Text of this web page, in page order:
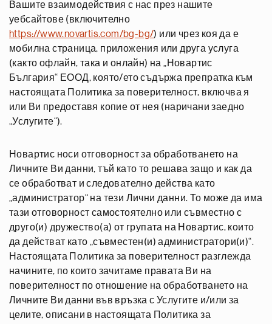
Вашите взаимодействия с нас през нашите
уебсайтове (включително
https://www.novartis.com/bg-bg/) или чрез коя да е
мобилна страница, приложения или друга услуга
(както офлайн, така и онлайн) на „Новартис
България“ ЕООД, която/ето съдържа препратка към
настоящата Политика за поверителност, включва я
или Ви предоставя копие от нея (наричани заедно
„Услугите“).
Новартис носи отговорност за обработването на
Личните Ви данни, тъй като то решава защо и как да
се обработват и следователно действа като
„администратор“ на тези Лични данни. То може да има
тази отговорност самостоятелно или съвместно с
друго(и) дружество(а) от групата на Новартис, които
да действат като „съвместен(и) администратори(и)“.
Настоящата Политика за поверителност разглежда
начините, по които зачитаме правата Ви на
поверителност по отношение на обработването на
Личните Ви данни във връзка с Услугите и/или за
целите, описани в настоящата Политика за